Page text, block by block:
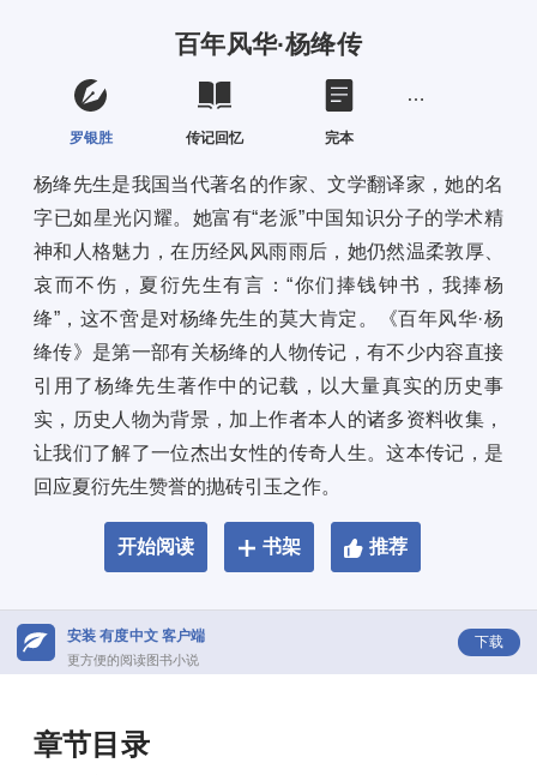
百年风华·杨绛传
罗银胜 传记回忆 完本
杨绛先生是我国当代著名的作家、文学翻译家，她的名
字已如星光闪耀。她富有“老派”中国知识分子的学术精
神和人格魅力，在历经风风雨雨后，她仍然温柔敦厚、
哀而不伤，夏衍先生有言：“你们捧钱钟书，我捧杨
绛”，这不啻是对杨绛先生的莫大肯定。《百年风华·杨
绛传》是第一部有关杨绛的人物传记，有不少内容直接
引用了杨绛先生著作中的记载，以大量真实的历史事
实，历史人物为背景，加上作者本人的诸多资料收集，
让我们了解了一位杰出女性的传奇人生。这本传记，是
回应夏衍先生赞誉的抛砖引玉之作。
开始阅读 书架 推荐
安装 有度中文 客户端
更方便的阅读图书小说
下载
章节目录